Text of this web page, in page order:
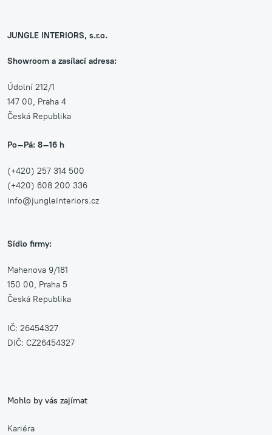
JUNGLE INTERIORS, s.r.o.
Showroom a zasílací adresa:
Údolní 212/1
147 00, Praha 4
Česká Republika
Po–Pá: 8–16 h
(+420) 257 314 500
(+420) 608 200 336
info@jungleinteriors.cz
Sídlo firmy:
Mahenova 9/181
150 00, Praha 5
Česká Republika
IČ: 26454327
DIČ: CZ26454327
Mohlo by vás zajímat
Kariéra